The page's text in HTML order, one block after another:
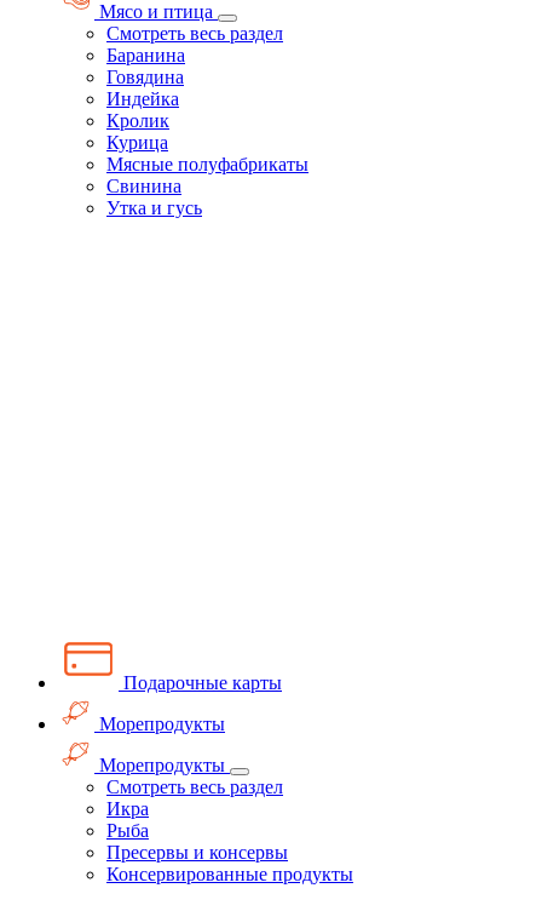
Мясо и птица
Смотреть весь раздел
Баранина
Говядина
Индейка
Кролик
Курица
Мясные полуфабрикаты
Свинина
Утка и гусь
Подарочные карты
Морепродукты
Морепродукты
Смотреть весь раздел
Икра
Рыба
Пресервы и консервы
Консервированные продукты